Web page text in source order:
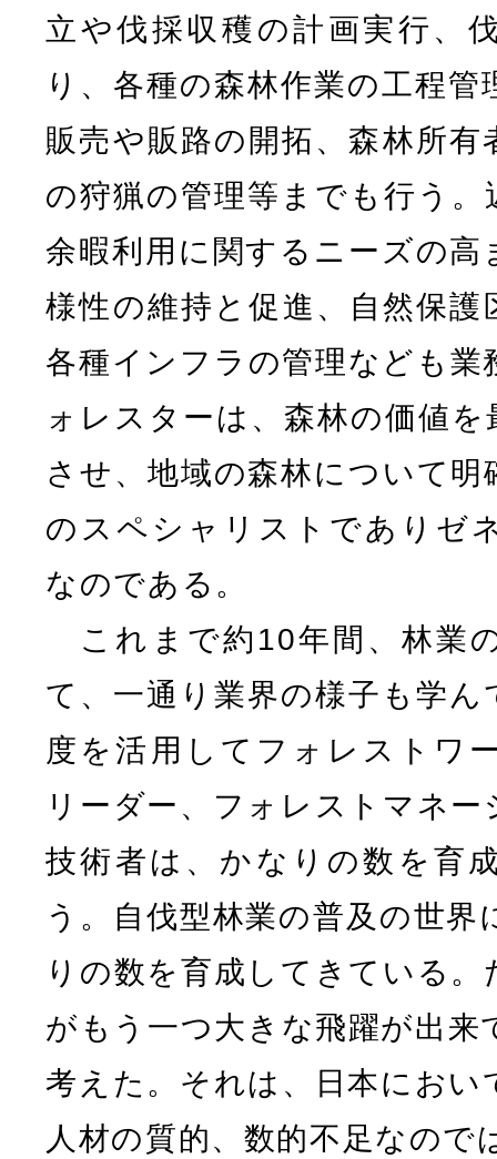
立や伐採収穫の計画実行、
り、各種の森林作業の工程
販売や販路の開拓、森林所
の狩猟の管理等までも行う
余暇利用に関するニーズの高
様性の維持と促進、自然保護
各種インフラの管理なども業
ォレスターは、森林の価値
させ、地域の森林について
のスペシャリストでありゼ
なのである。
これまで約10年間、林業
て、一通り業界の様子も学
度を活用してフォレストワ
リーダー、フォレストマネ
技術者は、かなりの数を育
う。自伐型林業の普及の世
りの数を育成してきている
がもう一つ大きな飛躍が出
考えた。それは、日本におい
人材の質的、数的不足なので